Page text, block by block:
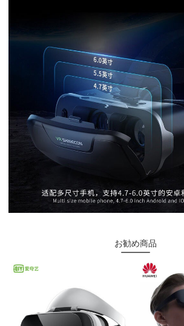
お勧め商品